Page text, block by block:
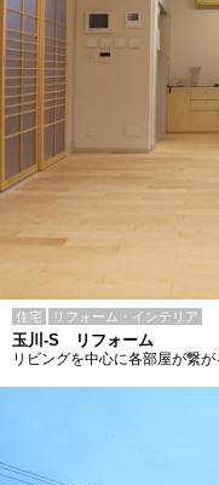
住宅 リフォーム・インテリア
玉川-S リフォーム
リビングを中心に各部屋が繋